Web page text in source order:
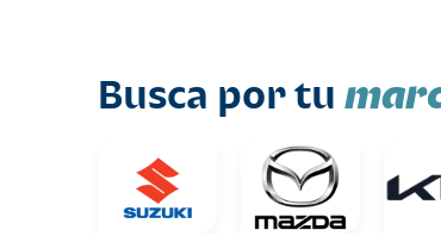
Busca por tu